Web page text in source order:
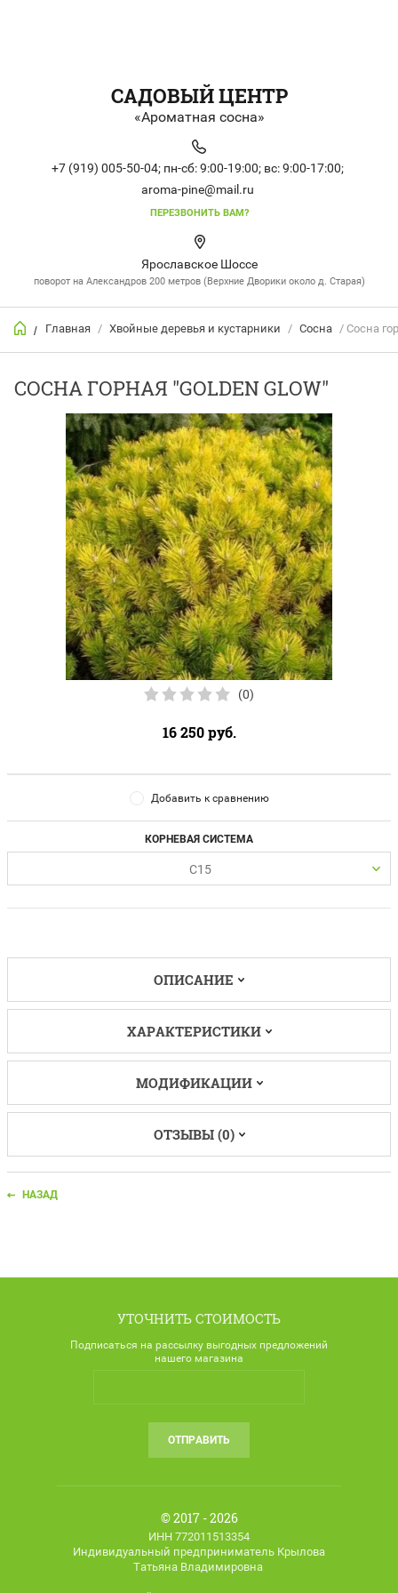
САДОВЫЙ ЦЕНТР
«Ароматная сосна»
+7 (919) 005-50-04; пн-сб: 9:00-19:00; вс: 9:00-17:00;
aroma-pine@mail.ru
ПЕРЕЗВОНИТЬ ВАМ?
Ярославское Шоссе
поворот на Александров 200 метров (Верхние Дворики около д. Старая)
/ Главная / Хвойные деревья и кустарники / Сосна / Сосна
СОСНА ГОРНАЯ "GOLDEN GLOW"
(0)
16 250руб.
Добавить к сравнению
КОРНЕВАЯ СИСТЕМА
С15
ОПИСАНИЕ
ХАРАКТЕРИСТИКИ
МОДИФИКАЦИИ
ОТЗЫВЫ (0)
НАЗАД
УТОЧНИТЬ СТОИМОСТЬ
Подписаться на рассылку выгодных предложений
нашего магазина
ОТПРАВИТЬ
© 2017 - 2026
ИНН 772011513354
Индивидуальный предприниматель Крылова
Татьяна Владимировна